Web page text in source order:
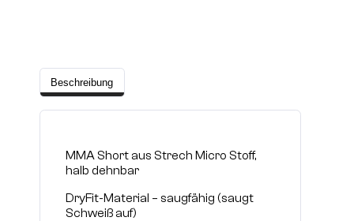
Beschreibung
MMA Short aus Strech Micro Stoff,
halb dehnbar
DryFit-Material – saugfähig (saugt
Schweiß auf)